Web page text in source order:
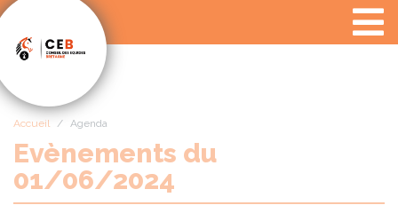
Accueil Agenda
Evènements du
01/06/2024
Panneau de gestion des cookies